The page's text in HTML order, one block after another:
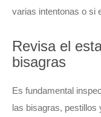
varias intentonas o si
Revisa el
bisagras
Es fundamental
las bisagras, pestillos